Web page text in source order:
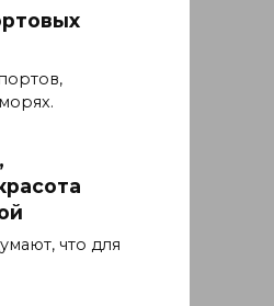
что для